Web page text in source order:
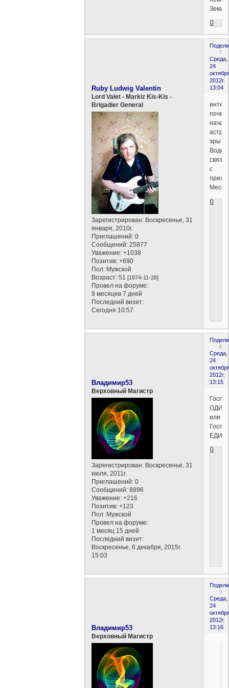
0
7
Среда,
24
2012г.
13:04
Ruby Ludwig Valentin
Lord Valet - Markiz Kis-Kis -
Brigadier General
Зарегистрирован: Воскресенье, 31
января, 2010г.
Приглашений: 0
Сообщений: 25877
Уважение: +1038
Позитив: +690
Пол: Мужской
Возраст: 51[1974-11-28]
Провел на форуме:
9 месяцев 7 дней
Последний визит:
Сегодня 10:57
эры
с
0
8
Среда,
24
2012г.
13:15
Владимир53
Верховный Магистр
Зарегистрирован: Воскресенье, 31
июля, 2011г.
Приглашений: 0
Сообщений: 8896
Уважение: +216
Позитив: +123
Пол: Мужской
Провел на форуме:
1 месяц 15 дней
Последний визит:
Воскресенье, 6 декабря, 2015г.
15:03
ОДИН
или
0
9
Среда,
24
2012г.
13:16
Владимир53
Верховный Магистр